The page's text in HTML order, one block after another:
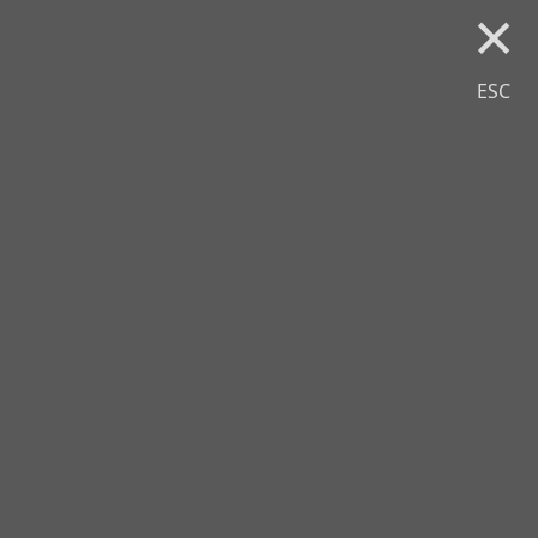
×
ESC